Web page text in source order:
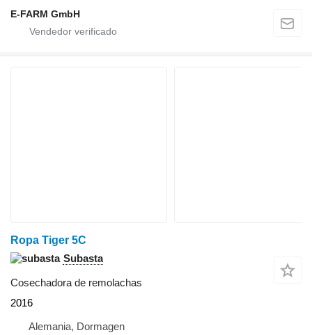
E-FARM GmbH
Ropa Tiger 5C
Subasta
Cosechadora de remolachas
2016
Alemania, Dormagen